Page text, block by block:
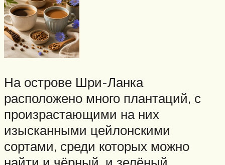
На острове Шри-Ланка
расположено много плантаций, с
произрастающими на них
изысканными цейлонскими
сортами, среди которых можно